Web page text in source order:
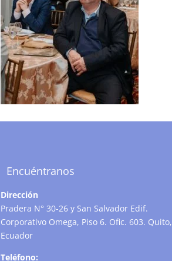
Encuéntranos
Dirección
Pradera N° 30-26 y San Salvador Edif.
Corporativo Omega, Piso 6. Ofic. 603. Quito,
Ecuador
Teléfono: